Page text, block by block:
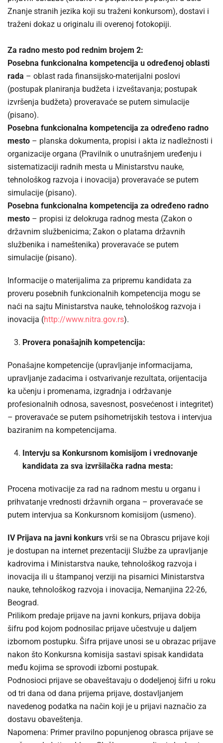
Znanje stranih jezika koji su traženi konkursom), dostavi i
traženi dokaz u originalu ili overenoj fotokopiji.
Za radno mesto pod rednim brojem 2:
Posebna funkcionalna kompetencija u određenoj oblasti
rada – oblast rada finansijsko-materijalni poslovi
(postupak planiranja budžeta i izveštavanja; postupak
izvršenja budžeta) proveravaće se putem simulacije
(pisano).
Posebna funkcionalna kompetencija za određeno radno
mesto – planska dokumenta, propisi i akta iz nadležnosti i
organizacije organa (Pravilnik o unutrašnjem uređenju i
sistematizaciji radnih mesta u Ministarstvu nauke,
tehnološkog razvoja i inovacija) proveravaće se putem
simulacije (pisano).
Posebna funkcionalna kompetencija za određeno radno
mesto – propisi iz delokruga radnog mesta (Zakon o
državnim službenicima; Zakon o platama državnih
službenika i nameštenika) proveravaće se putem
simulacije (pisano).
Informacije o materijalima za pripremu kandidata za
proveru posebnih funkcionalnih kompetencija mogu se
naći na sajtu Ministarstva nauke, tehnološkog razvoja i
inovacija (http://www.nitra.gov.rs).
Provera ponašajnih kompetencija:
Ponašajne kompetencije (upravljanje informacijama,
upravljanje zadacima i ostvarivanje rezultata, orijentacija
ka učenju i promenama, izgradnja i održavanje
profesionalnih odnosa, savesnost, posvećenost i integritet)
– proveravaće se putem psihometrijskih testova i intervjua
baziranim na kompetencijama.
Intervju sa Konkursnom komisijom i vrednovanje
kandidata za sva izvršilačka radna mesta:
Procena motivacije za rad na radnom mestu u organu i
prihvatanje vrednosti državnih organa – proveravaće se
putem intervjua sa Konkursnom komisijom (usmeno).
IV Prijava na javni konkurs vrši se na Obrascu prijave koji
je dostupan na internet prezentaciji Službe za upravljanje
kadrovima i Ministarstva nauke, tehnološkog razvoja i
inovacija ili u štampanoj verziji na pisarnici Ministarstva
nauke, tehnološkog razvoja i inovacija, Nemanjina 22-26,
Beograd.
Prilikom predaje prijave na javni konkurs, prijava dobija
šifru pod kojom podnosilac prijave učestvuje u daljem
izbornom postupku. Šifra prijave unosi se u obrazac prijave
nakon što Konkursna komisija sastavi spisak kandidata
među kojima se sprovodi izborni postupak.
Podnosioci prijave se obaveštavaju o dodeljenoj šifri u roku
od tri dana od dana prijema prijave, dostavljanjem
navedenog podatka na način koji je u prijavi naznačio za
dostavu obaveštenja.
Napomena: Primer pravilno popunjenog obrasca prijave se